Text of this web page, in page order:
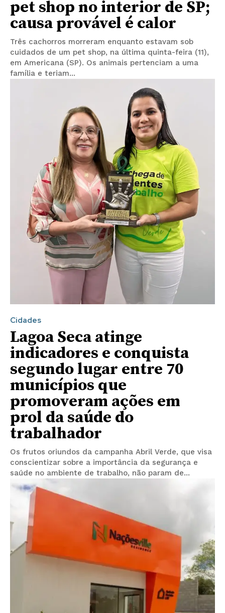
pet shop no interior de SP;
causa provável é calor
Três cachorros morreram enquanto estavam sob
cuidados de um pet shop, na última quinta-feira (11),
em Americana (SP). Os animais pertenciam a uma
família e teriam...
Cidades
Lagoa Seca atinge
indicadores e conquista
segundo lugar entre 70
municípios que
promoveram ações em
prol da saúde do
trabalhador
Os frutos oriundos da campanha Abril Verde, que visa
conscientizar sobre a importância da segurança e
saúde no ambiente de trabalho, não param de...